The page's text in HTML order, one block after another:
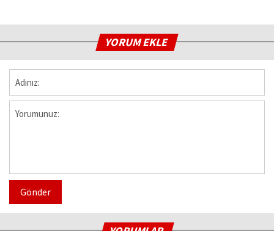
YORUM EKLE
Gönder